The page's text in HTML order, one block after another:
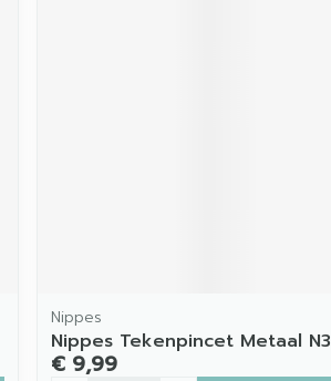
Nippes
Nippes Tekenpincet Metaal N3
€ 9,99